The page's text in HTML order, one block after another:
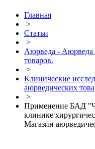
Главная
>
Статьи
>
Аюрведа - Аюрведа
товаров.
>
Клинические
аюрведических
>
Применение БАД
клинике
Магазин